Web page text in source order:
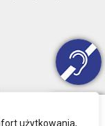
użytkowania,